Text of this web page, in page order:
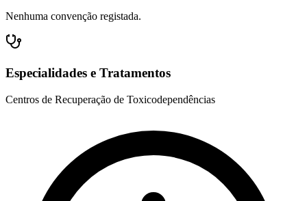
Nenhuma convenção registada.
Especialidades e Tratamentos
Centros de Recuperação de Toxicodependências